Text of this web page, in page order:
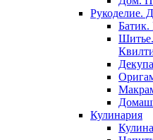
Рукоделие.
Батик.
Кулинария